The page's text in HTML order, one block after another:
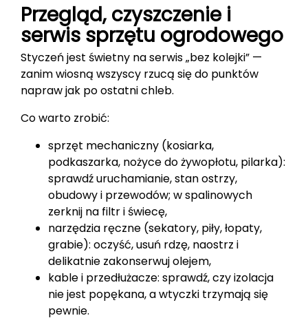
Przegląd, czyszczenie i
serwis sprzętu ogrodowego
Styczeń jest świetny na serwis „bez kolejki” —
zanim wiosną wszyscy rzucą się do punktów
napraw jak po ostatni chleb.
Co warto zrobić:
sprzęt mechaniczny (kosiarka,
podkaszarka, nożyce do żywopłotu, pilarka):
sprawdź uruchamianie, stan ostrzy,
obudowy i przewodów; w spalinowych
zerknij na filtr i świecę,
narzędzia ręczne (sekatory, piły, łopaty,
grabie): oczyść, usuń rdzę, naostrz i
delikatnie zakonserwuj olejem,
kable i przedłużacze: sprawdź, czy izolacja
nie jest popękana, a wtyczki trzymają się
pewnie.